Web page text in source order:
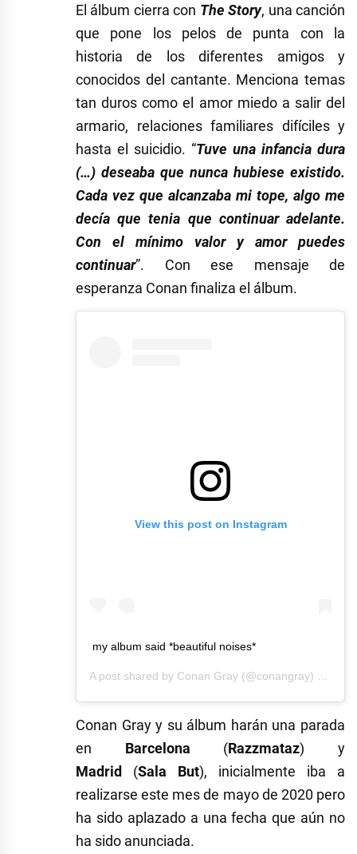
El álbum cierra con The Story, una canción
que pone los pelos de punta con la
historia de los diferentes amigos y
conocidos del cantante. Menciona temas
tan duros como el amor miedo a salir del
armario, relaciones familiares difíciles y
hasta el suicidio. “Tuve una infancia dura
(…) deseaba que nunca hubiese existido.
Cada vez que alcanzaba mi tope, algo me
decía que tenia que continuar adelante.
Con el mínimo valor y amor puedes
continuar”. Con ese mensaje de
esperanza Conan finaliza el álbum.
View this post on Instagram
my album said *beautiful noises*
A post shared by Conan Gray (@conangray) on
Conan Gray y su álbum harán una parada
en Barcelona (Razzmataz) y
Madrid (Sala But), inicialmente iba a
realizarse este mes de mayo de 2020 pero
ha sido aplazado a una fecha que aún no
ha sido anunciada.